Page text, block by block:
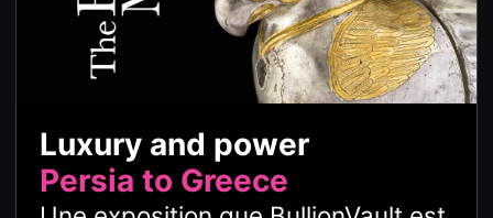
Luxury and power
Persia to Greece